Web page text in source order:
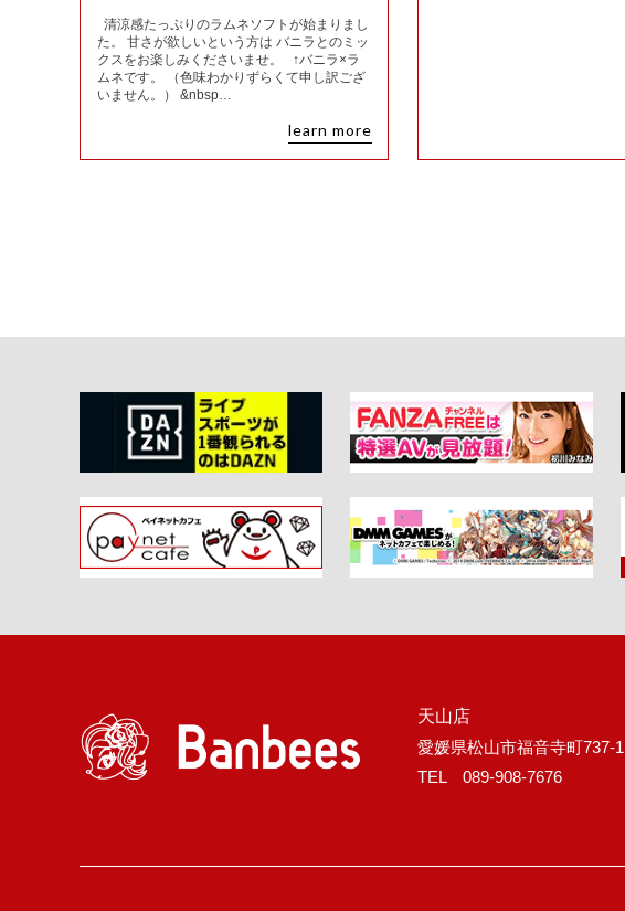
清涼感たっぷりのラムネソフトが始まりまし
た。 甘さが欲しいという方は バニラとのミッ
クスをお楽しみくださいませ。 ↑バニラ×ラ
ムネです。 （色味わかりずらくて申し訳ござ
いません。） &nbsp…
learn more
天山店
愛媛県松山市福音寺町737-1
TEL 089-908-7676